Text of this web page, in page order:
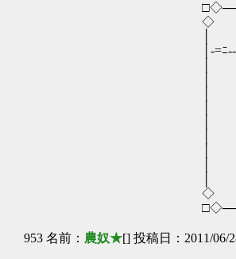
◇
│ ／
│-=ﾆ-‐''/
│ / / .i .│ l
│ i ,ｲ .| .| │l
│ | / { |..!-l/‐ﾚ、 l/
│ | ,' | |ゝ
│ l l .i | ﾍ ん
│ l .l lｌ 弋
│ | ﾊ
│ ﾚ' | `ト .
│ | │ i ｀
◇ | │ | ｉ
953 名前： 農奴★[] 投稿日：2011/06/